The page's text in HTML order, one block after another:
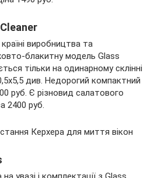
виробництва та
блакитну модель Glass
тільки на одинарному склінні
див. Недорогий компактний
руб. Є різновид салатового
2400 руб.
Керхера для миття вікон